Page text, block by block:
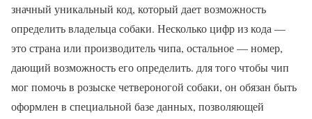
значный уникальный код, который дает возможность
определить владельца собаки. Несколько цифр из кода —
это страна или производитель чипа, остальное — номер,
дающий возможность его определить. для того чтобы чип
мог помочь в розыске четвероногой собаки, он обязан быть
оформлен в специальной базе данных, позволяющей